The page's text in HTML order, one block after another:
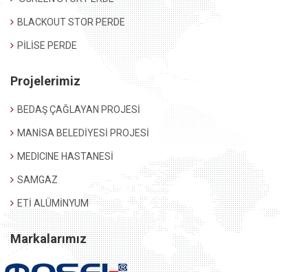
BLACKOUT STOR PERDE
PİLİSE PERDE
Projelerimiz
BEDAŞ ÇAĞLAYAN PROJESİ
MANİSA BELEDİYESİ PROJESİ
MEDICINE HASTANESİ
SAMGAZ
ETİ ALÜMİNYUM
Markalarımız